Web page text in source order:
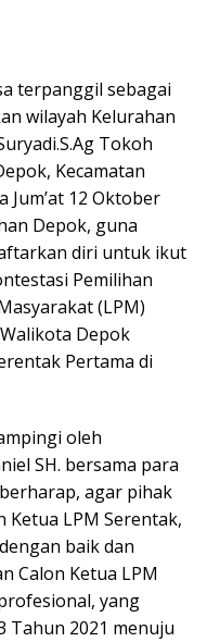
terpanggil sebagai
wilayah Kelurahan
Tokoh
Kecamatan
Jum’at 12 Oktober
Depok, guna
diri untuk ikut
Pemilihan
(LPM)
Depok
Pertama di
oleh
SH. bersama para
agar pihak
Ketua LPM Serentak,
baik dan
Calon Ketua LPM
yang
Tahun 2021 menuju